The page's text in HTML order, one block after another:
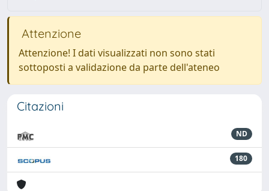
Attenzione
Attenzione! I dati visualizzati non sono stati
sottoposti a validazione da parte dell'ateneo
Citazioni
ND
180